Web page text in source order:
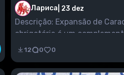
Лариса 23 dez
Descrição: Expansão de
obrigatória é um
12 0 0